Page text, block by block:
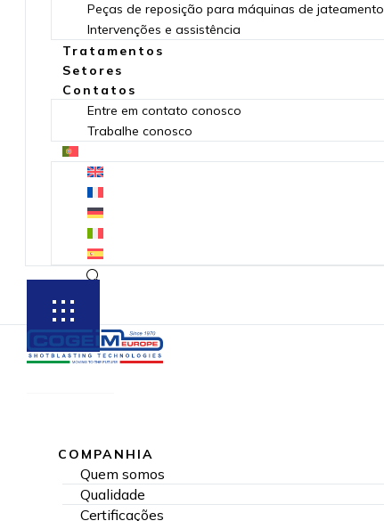
Peças de reposição para máquinas de jateamento
Intervenções e assistência
Tratamentos
Setores
Contatos
Entre em contato conosco
Trabalhe conosco
COMPANHIA
Quem somos
Qualidade
Certificações